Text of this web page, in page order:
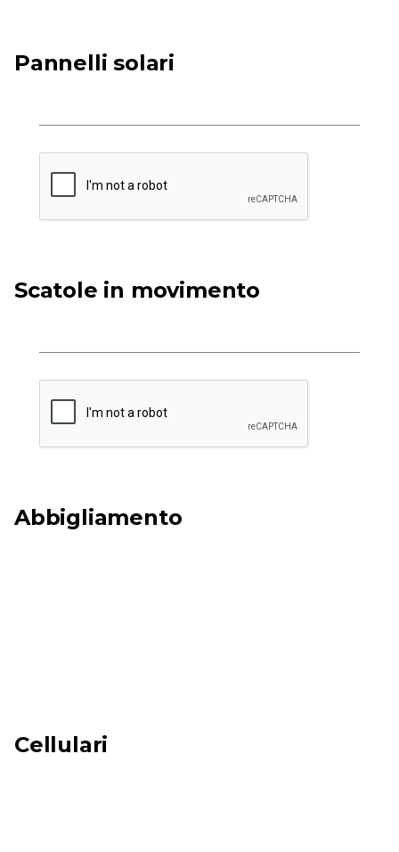
Pannelli solari
Scatole in movimento
Abbigliamento
Cellulari